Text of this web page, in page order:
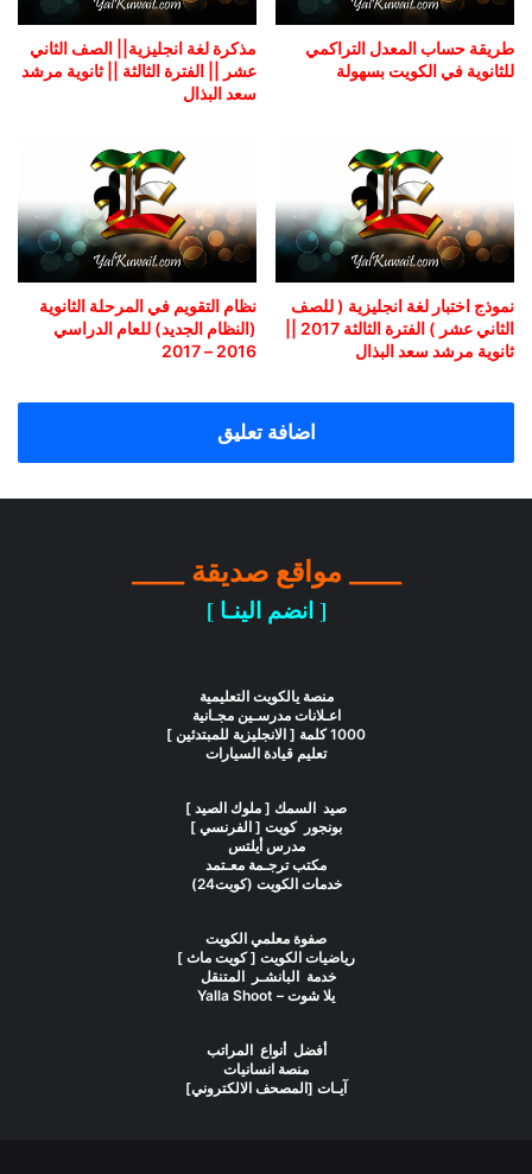
طريقة حساب المعدل التراكمي
للثانوية في الكويت بسهولة
مذكرة لغة انجليزية|| الصف الثاني
عشر || الفترة الثالثة || ثانوية مرشد
سعد البذال
نموذج اختبار لغة انجليزية ( للصف
ثانوية مرشد سعد البذال
نظام التقويم في المرحلة الثانوية
(النظام الجديد) للعام الدراسي
2016 – 2017
اضافة تعليق
____ مواقع صديقة ____
[ انضم الينـا ]
منصة يالكويت التعليمية
اعـلانات مدرسـين مجـانية
1000 كلمة [ الانجليزية للمبتدئين ]
تعليم قيادة السيارات
صيد السمك [ ملوك الصيد ]
بونجور كويت [ الفرنسي ]
مدرس أيلتس
مكتب ترجـمة معـتمد
خدمات الكويت (كويت24)
صفوة معلمي الكويت
رياضيات الكويت [ كويت ماث ]
خدمة البانشـر المتنقل
يلا شوت – Yalla Shoot
أفضل أنواع المراتب
منصة انسانيات
آيـات [المصحف الالكتروني]